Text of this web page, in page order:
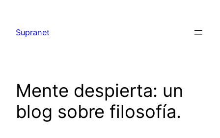
contenido
Supranet
Mente despierta: un
blog sobre filosofía.